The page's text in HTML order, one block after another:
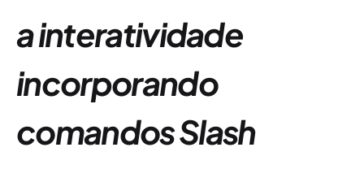
a interatividade
incorporando
comandos Slash